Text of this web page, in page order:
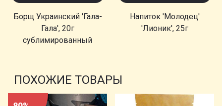
Борщ Украинский 'Гала-
Гала', 20г
сублимированный
Напиток 'Молодец'
'Лионик', 25г
ПОХОЖИЕ ТОВАРЫ